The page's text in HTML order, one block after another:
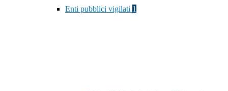
Enti pubblici vigilati 1